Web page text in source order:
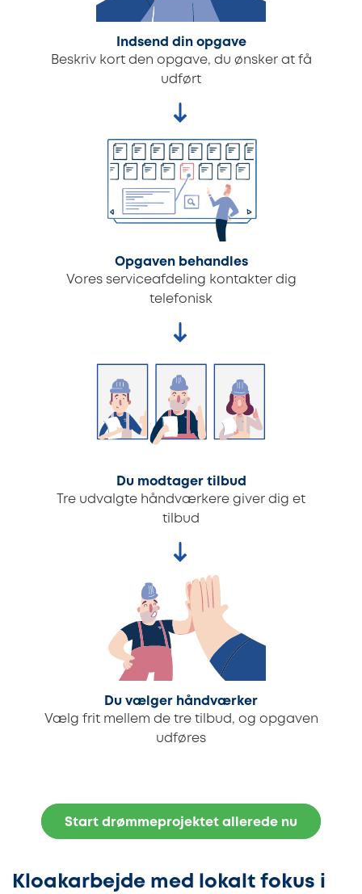
Indsend din opgave
Beskriv kort den opgave, du ønsker at få
udført
Opgaven behandles
Vores serviceafdeling kontakter dig
telefonisk
Du modtager tilbud
Tre udvalgte håndværkere giver dig et
tilbud
Du vælger håndværker
Vælg frit mellem de tre tilbud, og opgaven
udføres
Start drømmeprojektet allerede nu
Kloakarbejde med lokalt fokus i